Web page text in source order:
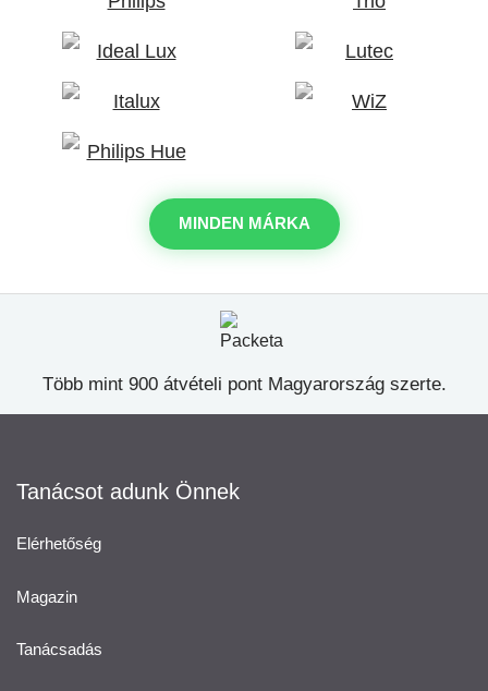
MINDEN MÁRKA
Több mint 900 átvételi pont Magyarország szerte.
Tanácsot adunk Önnek
Elérhetőség
Magazin
Tanácsadás